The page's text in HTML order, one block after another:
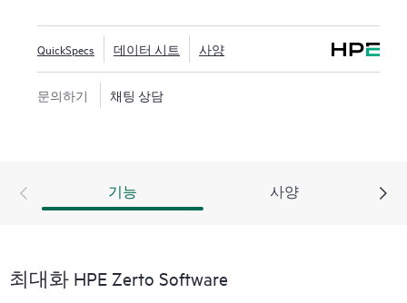
장 가능한 솔루션을 제공하여 조직이 다양한 인프라
에서 애플리케이션과 데이터를 원활하게 보호하고
복구할 수 있도록 합니다.
QuickSpecs 데이터 시트 사양
문의하기 채팅 상담
기능 사양
최대화 HPE Zerto Software